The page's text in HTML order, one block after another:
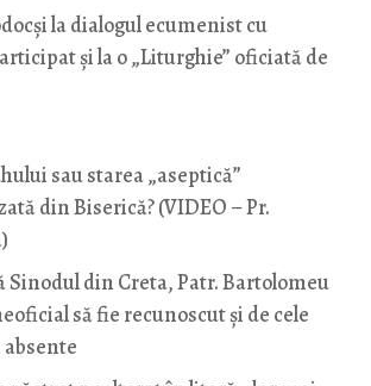
la dialogul ecumenist cu
și la o „Liturghie” oficiată de
sau starea „aseptică”
din Biserică? (VIDEO – Pr.
Sinodul din Creta, Patr. Bartolomeu
să fie recunoscut și de cele